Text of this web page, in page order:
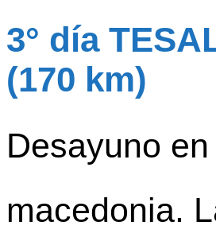
3° día
(170 km)
Desayuno
macedonia.